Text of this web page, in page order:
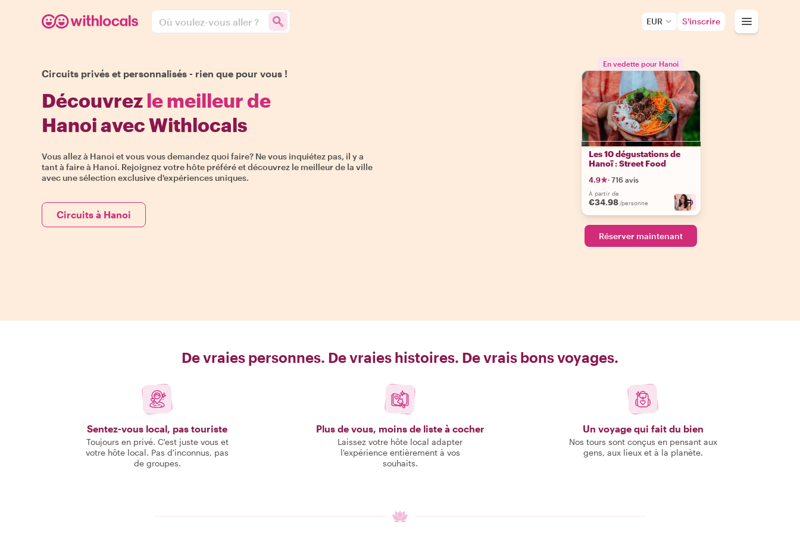
Où voulez-vous aller ? EUR S'inscrire
Circuits privés et personnalisés - rien que pour vous !
Découvrezle meilleur de
Hanoi avec Withlocals
Vous allez à Hanoi et vous vous demandez quoi faire? Ne vous inquiétez pas, il y a
tant à faire à Hanoi. Rejoignez votre hôte préféré et découvrez le meilleur de la ville
avec une sélection exclusive d'expériences uniques.
Circuits à Hanoi
En vedette pour Hanoi
Les 10 dégustations de
Hanoï : Street Food
4.9 · 716 avis
À partir de
€34.98 /personne + 10
Réserver maintenant
De vraies personnes. De vraies histoires. De vrais bons voyages.
Sentez-vous local, pas touriste
Toujours en privé. C'est juste vous et
votre hôte local. Pas d'inconnus, pas
de groupes.
Plus de vous, moins de liste à cocher
Laissez votre hôte local adapter
l'expérience entièrement à vos
souhaits.
Un voyage qui fait du bien
Nos tours sont conçus en pensant aux
gens, aux lieux et à la planète.